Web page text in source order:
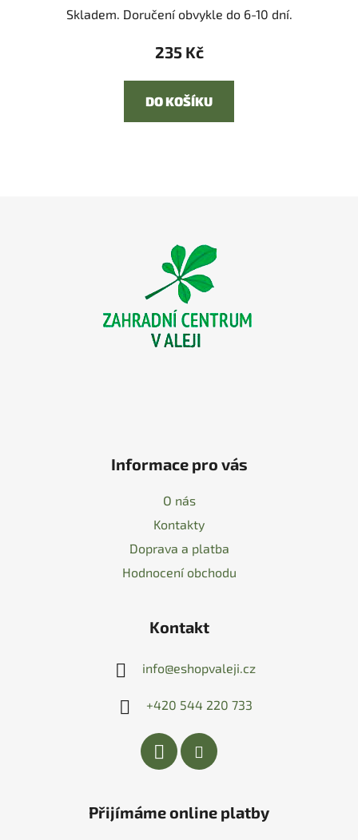
Skladem. Doručení obvykle do 6-10 dní.
235 Kč
DO KOŠÍKU
Informace pro vás
O nás
Kontakty
Doprava a platba
Hodnocení obchodu
Kontakt
info@eshopvaleji.cz
+420 544 220 733
Přijímáme online platby